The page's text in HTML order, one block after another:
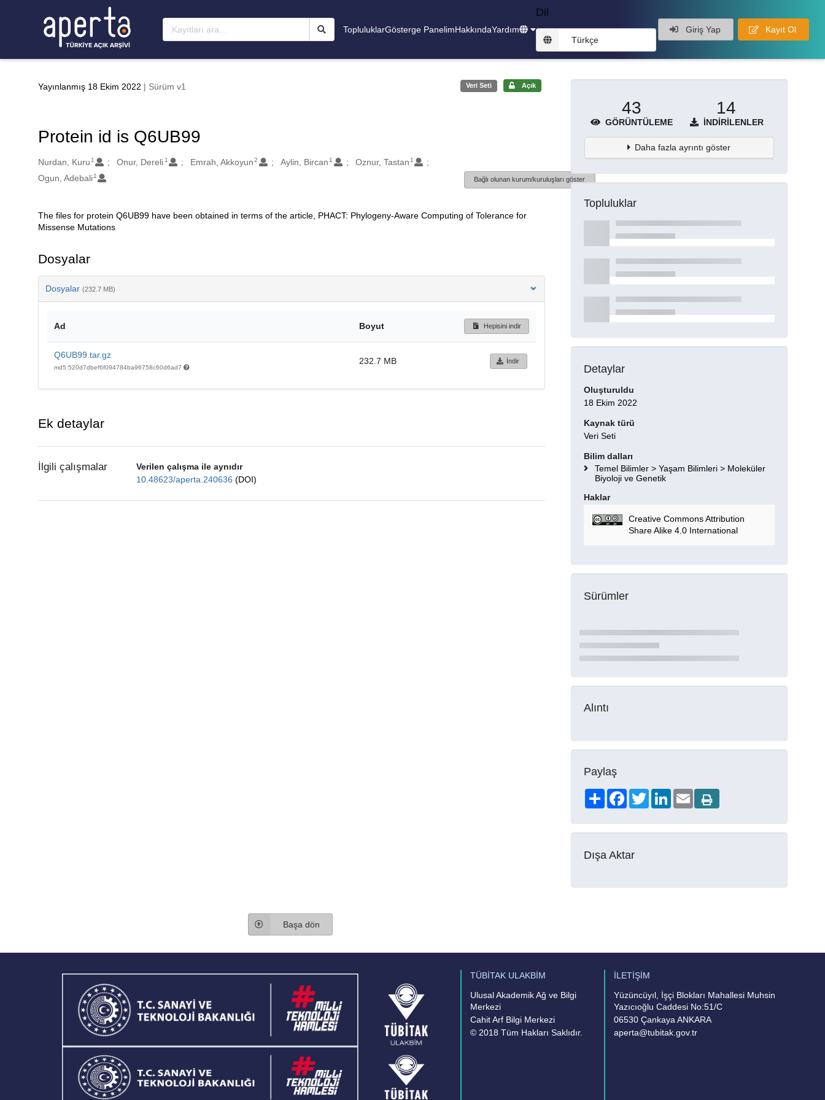
TopluluklarGösterge PanelimHakkındaYardım
Dil
Türkçe
Giriş Yap Kayıt Ol
Yayınlanmış 18 Ekim 2022 | Sürüm v1 Veri Seti Açık
Protein id is Q6UB99
Oluşturanlar
Nurdan, Kuru 1 Onur, Dereli 1 Emrah, Akkoyun 2 Aylin, Bircan 1 Oznur, Tastan 1
Ogun, Adebali 1 Bağlı olunan kurum/kuruluşları göster
Açıklama
The files for protein Q6UB99 have been obtained in terms of the article, PHACT: Phylogeny-Aware Computing of Tolerance for
Missense Mutations
Dosyalar
Dosyalar (232.7 MB)
Ad Boyut Hepisini indir
Q6UB99.tar.gz
md5:520d7dbef6f094784ba96758c60d6ad7
232.7 MB İndir
Ek detaylar
İlgili çalışmalar
Verilen çalışma ile aynıdır
10.48623/aperta.240636 (DOI)
43
GÖRÜNTÜLEME
14
İNDIRILENLER
Daha fazla ayrıntı göster
Topluluklar
Detaylar
Oluşturuldu
18 Ekim 2022
Kaynak türü
Veri Seti
Bilim dalları
Temel Bilimler > Yaşam Bilimleri > Moleküler
Biyoloji ve Genetik
Haklar
Creative Commons Attribution
Share Alike 4.0 International
Sürümler
Alıntı
Paylaş
ShareFacebookTwitterLinkedIn
Email
Dışa Aktar
Başa dön
TÜBİTAK ULAKBİM
Ulusal Akademik Ağ ve Bilgi
Merkezi
Cahit Arf Bilgi Merkezi
© 2018 Tüm Hakları Saklıdır.
İLETİŞİM
Yüzüncüyıl, İşçi Blokları Mahallesi Muhsin
Yazıcıoğlu Caddesi No:51/C
06530 Çankaya ANKARA
aperta@tubitak.gov.tr